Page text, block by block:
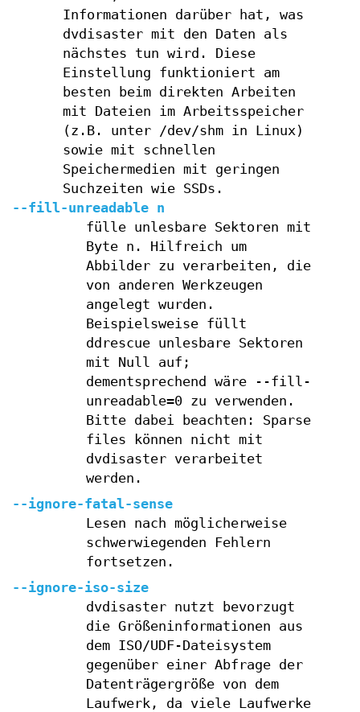
Informationen darüber hat, was
dvdisaster mit den Daten als
nächstes tun wird. Diese
Einstellung funktioniert am
besten beim direkten Arbeiten
mit Dateien im Arbeitsspeicher
(z.B. unter /dev/shm in Linux)
sowie mit schnellen
Speichermedien mit geringen
Suchzeiten wie SSDs.
--fill-unreadable n
fülle unlesbare Sektoren mit
Byte n. Hilfreich um
Abbilder zu verarbeiten, die
von anderen Werkzeugen
angelegt wurden.
Beispielsweise füllt
ddrescue unlesbare Sektoren
mit Null auf;
dementsprechend wäre --fill-
unreadable=0 zu verwenden.
Bitte dabei beachten: Sparse
files können nicht mit
dvdisaster verarbeitet
werden.
--ignore-fatal-sense
Lesen nach möglicherweise
schwerwiegenden Fehlern
fortsetzen.
--ignore-iso-size
dvdisaster nutzt bevorzugt
die Größeninformationen aus
dem ISO/UDF-Dateisystem
gegenüber einer Abfrage der
Datenträgergröße von dem
Laufwerk, da viele Laufwerke